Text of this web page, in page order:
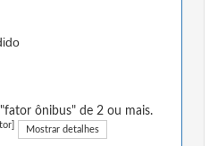
ônibus" de 2 ou mais.
Mostrar detalhes